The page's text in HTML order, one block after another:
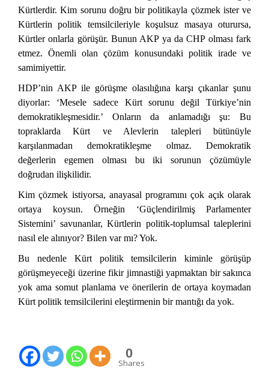
Kürtlerdir. Kim sorunu doğru bir politikayla çözmek ister ve
Kürtlerin politik temsilcileriyle koşulsuz masaya oturursa,
Kürtler onlarla görüşür. Bunun AKP ya da CHP olması fark
etmez. Önemli olan çözüm konusundaki politik irade ve
samimiyettir.
HDP’nin AKP ile görüşme olasılığına karşı çıkanlar şunu
diyorlar: ‘Mesele sadece Kürt sorunu değil Türkiye’nin
demokratikleşmesidir.’ Onların da anlamadığı şu: Bu
topraklarda Kürt ve Alevlerin talepleri bütünüyle
karşılanmadan demokratikleşme olmaz. Demokratik
değerlerin egemen olması bu iki sorunun çözümüyle
doğrudan ilişkilidir.
Kim çözmek istiyorsa, anayasal programını çok açık olarak
ortaya koysun. Örneğin ‘Güçlendirilmiş Parlamenter
Sistemini’ savunanlar, Kürtlerin politik-toplumsal taleplerini
nasıl ele alınıyor? Bilen var mı? Yok.
Bu nedenle Kürt politik temsilcilerin kiminle görüşüp
görüşmeyeceği üzerine fikir jimnastiği yapmaktan bir sakınca
yok ama somut planlama ve önerilerin de ortaya koymadan
Kürt politik temsilcilerini eleştirmenin bir mantığı da yok.
0
Shares